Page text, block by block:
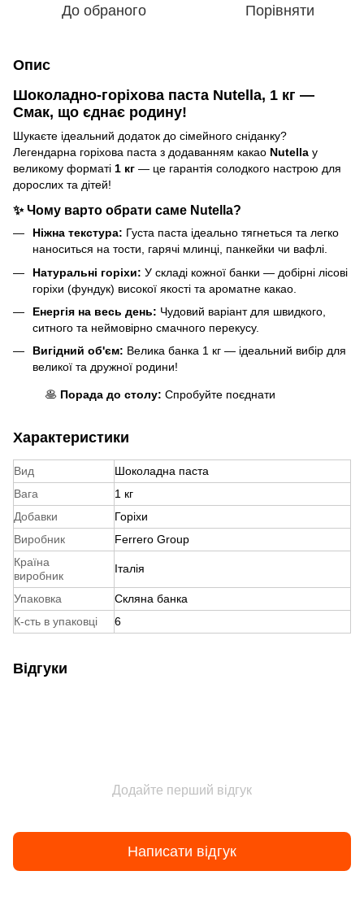
До обраного Порівняти
Опис
Шоколадно-горіхова паста Nutella, 1 кг —
Смак, що єднає родину!
Шукаєте ідеальний додаток до сімейного сніданку?
Легендарна горіхова паста з додаванням какао Nutella у
великому форматі 1 кг — це гарантія солодкого настрою для
дорослих та дітей!
✨ Чому варто обрати саме Nutella?
Ніжна текстура: Густа паста ідеально тягнеться та легко
наноситься на тости, гарячі млинці, панкейки чи вафлі.
Натуральні горіхи: У складі кожної банки — добірні лісові
горіхи (фундук) високої якості та ароматне какао.
Енергія на весь день: Чудовий варіант для швидкого,
ситного та неймовірно смачного перекусу.
Вигідний об'єм: Велика банка 1 кг — ідеальний вибір для
великої та дружної родини!
🥞 Порада до столу: Спробуйте поєднати
Характеристики
Вид
Шоколадна паста
Вага
1 кг
Добавки
Горіхи
Виробник
Ferrero Group
Країна
виробник
Італія
Упаковка
Скляна банка
К-сть в упаковці
6
Відгуки
Додайте перший відгук
Написати відгук